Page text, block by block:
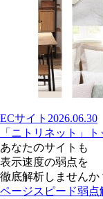
ECサイト 2026.06.30
「ニトリネット」
あなたのサイトも
表示速度の弱点を
徹底解析しませんか
ページスピード弱点